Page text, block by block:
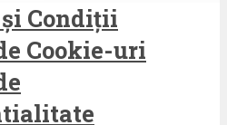
Condiții
Cookie-uri